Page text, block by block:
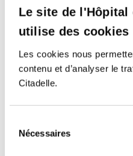
Le site de l'Hôpital
utilise des cookies
Les cookies nous
contenu et d’analyser le
Citadelle.
Nécessaires
Votre don à la
financer des projets
directement le bien-
leurs proches.
Découvrir la